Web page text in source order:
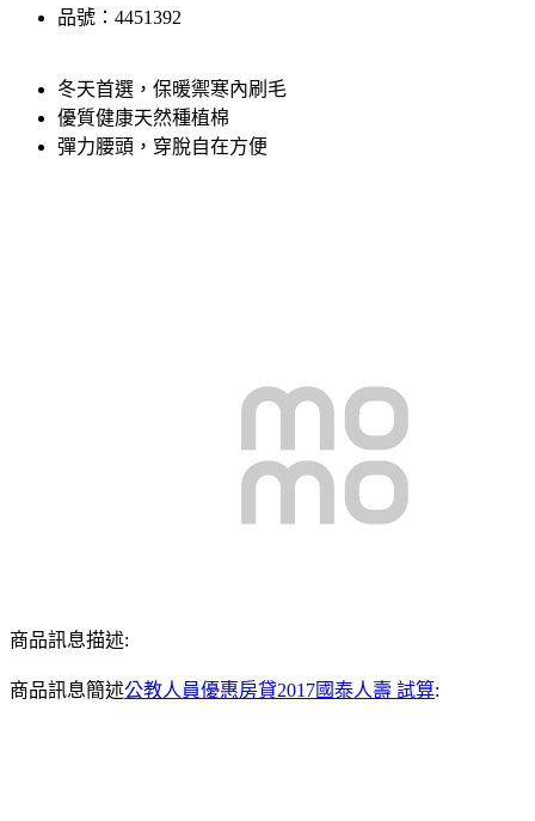
品號：4451392
冬天首選，保暖禦寒內刷毛
優質健康天然種植棉
彈力腰頭，穿脫自在方便
商品訊息描述:
商品訊息簡述公教人員優惠房貸2017國泰人壽 試算: